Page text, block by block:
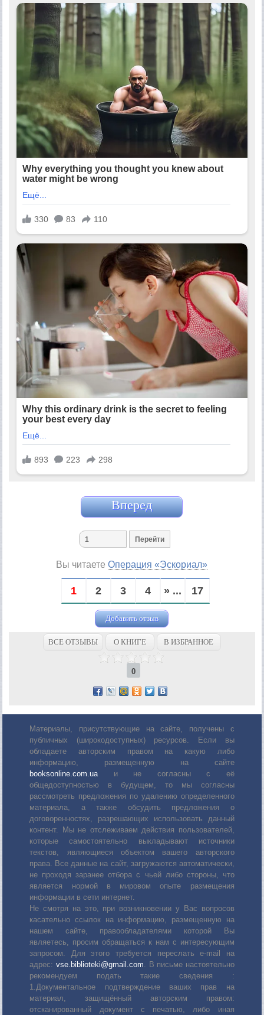
Вперед
Вы читаетеОперация «Эскориал»
1 2 3 4 » ... 17
Добавить отзыв
ВСЕ ОТЗЫВЫ О КНИГЕ В ИЗБРАННОЕ
0
Материалы, присутствующие на сайте, получены с
публичных (широкодоступных) ресурсов. Если вы
обладаете авторским правом на какую либо
информацию, размещенную на сайте
booksonline.com.uaи не согласны с её
общедоступностью в будущем, то мы согласны
рассмотреть предложения по удалению определенного
материала, а также обсудить предложения о
договоренностях, разрешающих использовать данный
контент. Мы не отслеживаем действия пользователей,
которые самостоятельно выкладывают источники
текстов, являющиеся объектом вашего авторского
права. Все данные на сайт, загружаются автоматически,
не проходя заранее отбора с чьей либо стороны, что
является нормой в мировом опыте размещения
информации в сети интернет.
Не смотря на это, при возникновении у Вас вопросов
касательно ссылок на информацию, размещенную на
нашем сайте, правообладателями которой Вы
являетесь, просим обращаться к нам с интересующим
запросом. Для этого требуется переслать е-mail на
адрес: vse.biblioteki@gmail.com. В письме настоятельно
рекомендуем подать такие сведения :
1.Документальное подтверждение ваших прав на
материал, защищённый авторским правом:
отсканированный документ с печатью, либо иная